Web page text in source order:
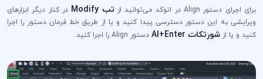
برای اجرای دستور Align در اتوکد می‌توانید از تب Modify
در کنار دیگر ابزارهای
ویرایشی به این دستور دسترسی پیدا کنید و یا از طریق خط فرمان دستور را اجرا
کنید و یا ازشورتکات Al+Enter دستور Align را اجرا کنید.